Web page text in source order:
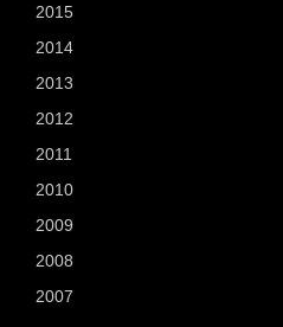
2015
2014
2013
2012
2011
2010
2009
2008
2007